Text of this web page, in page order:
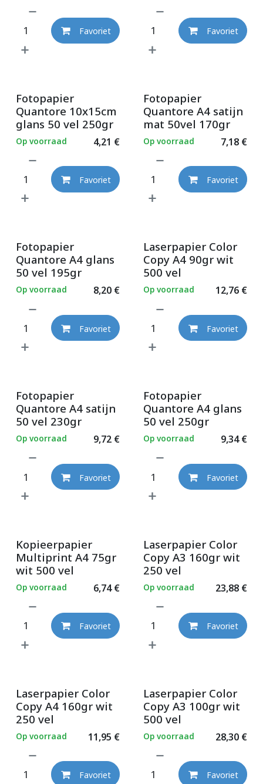
Favoriet Favoriet
Fotopapier
Quantore 10x15cm
glans 50 vel 250gr
4,21 €
Op voorraad
Favoriet
Fotopapier
Quantore A4 satijn
mat 50vel 170gr
7,18€
Op voorraad
Favoriet
Fotopapier
Quantore A4 glans
50 vel 195gr
8,20€
Op voorraad
Favoriet
Laserpapier Color
Copy A4 90gr wit
500 vel
12,76€
Op voorraad
Favoriet
Fotopapier
Quantore A4 satijn
50 vel 230gr
9,72€
Op voorraad
Favoriet
Fotopapier
Quantore A4 glans
50 vel 250gr
9,34€
Op voorraad
Favoriet
Kopieerpapier
Multiprint A4 75gr
wit 500 vel
6,74€
Op voorraad
Favoriet
Laserpapier Color
Copy A3 160gr wit
250 vel
23,88€
Op voorraad
Favoriet
Laserpapier Color
Copy A4 160gr wit
250 vel
11,95 €
Op voorraad
Favoriet
Laserpapier Color
Copy A3 100gr wit
500 vel
28,30€
Op voorraad
Favoriet